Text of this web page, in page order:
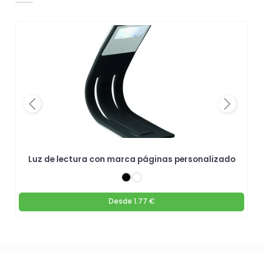
Luz de lectura con marca páginas personalizado
Desde 1.77 €
Previous Next